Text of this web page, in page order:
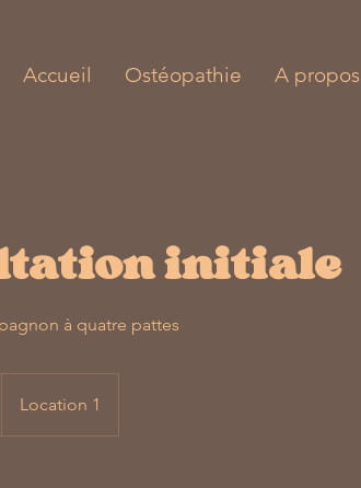
Accueil Ostéopathie A propos
initiale
à quatre pattes
Location 1